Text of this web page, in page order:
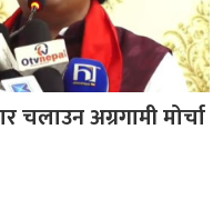
चलाउन अग्रगामी मोर्चा